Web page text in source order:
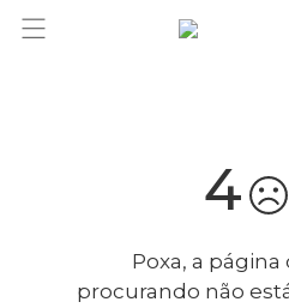
você merece 30% OFF pra
4
Poxa, a página
procurando não